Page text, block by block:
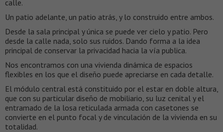
calle.
Un patio adelante, un patio atrás, y lo construido entre ambos.
Desde la sala principal y única se puede ver cielo y patio. Pero
desde la calle nada, solo sus ruidos. Dando forma a la idea
principal de conservar la privacidad hacia la vía publica.
Nos encontramos con una vivienda dinámica de espacios
flexibles en los que el diseño puede apreciarse en cada detalle.
El módulo central está constituido por el estar en doble altura,
que con su particular diseño de mobiliario, su luz cenital y el
entramado de la losa reticulada armada con casetones se
convierte en el punto focal y de vinculación de la vivienda en su
totalidad.